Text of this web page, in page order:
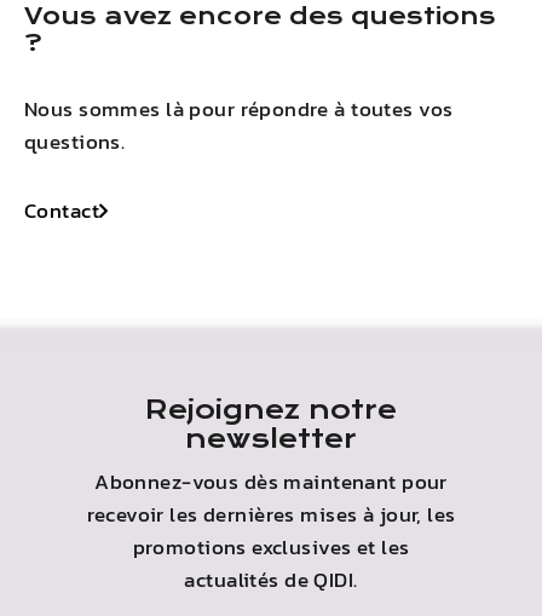
Vous avez encore des questions
?
Nous sommes là pour répondre à toutes vos
questions.
Contact
Rejoignez notre
newsletter
Abonnez-vous dès maintenant pour
recevoir les dernières mises à jour, les
promotions exclusives et les
actualités deQIDI.